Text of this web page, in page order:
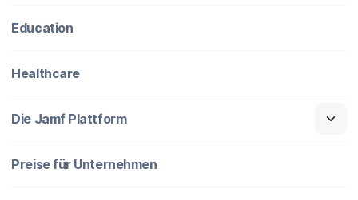
Education
Healthcare
Die Jamf Plattform
Preise für Unternehmen